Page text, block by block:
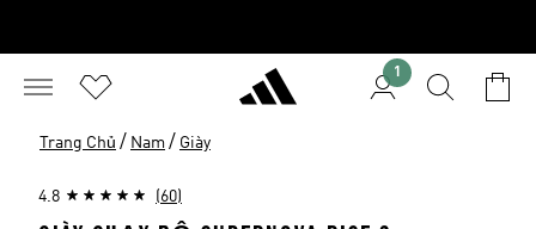
1
Trang Chủ / Nam / Giày
4.8 (60)